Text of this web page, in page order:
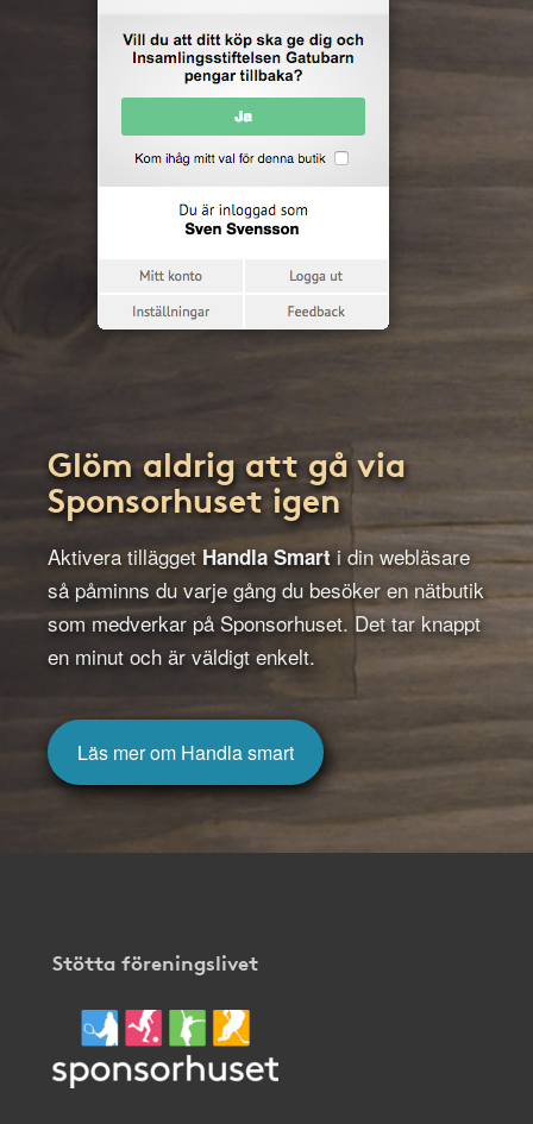
Glöm aldrig att gå via
Sponsorhuset igen
Aktivera tillägget Handla Smarti din webläsare
så påminns du varje gång du besöker en nätbutik
som medverkar på Sponsorhuset. Det tar knappt
en minut och är väldigt enkelt.
Läs mer om Handla smart
Stötta föreningslivet